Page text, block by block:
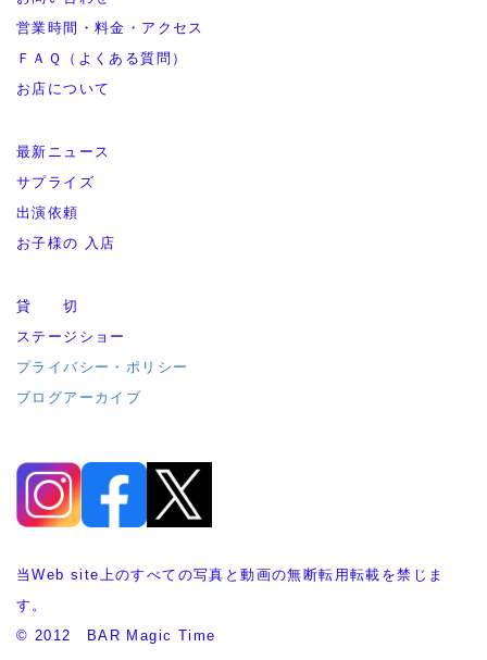
営業時間・料金・アクセス
ＦＡＱ（よくある質問）
お店について
最新ニュース
サプライズ
出演依頼
お子様の 入店
貸 切
ステージショー
プライバシー・ポリシー
ブログアーカイブ
当Web site上のすべての写真と動画の無断転用転載を禁じま
す。
© 2012 BAR Magic Time